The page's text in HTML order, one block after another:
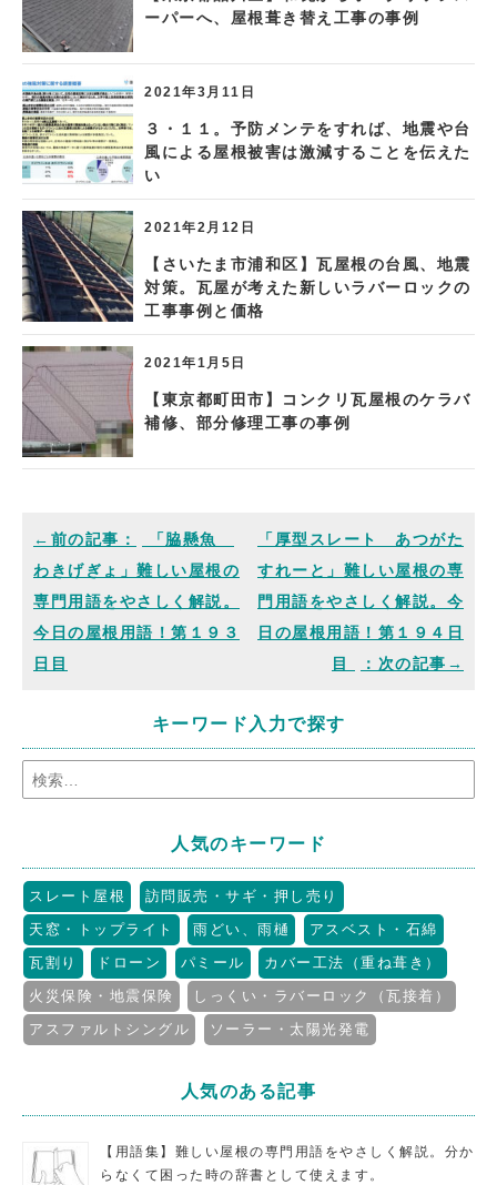
ーパーへ、屋根葺き替え工事の事例
2021年3月11日
３・１１。予防メンテをすれば、地震や台
風による屋根被害は激減することを伝えた
い
2021年2月12日
【さいたま市浦和区】瓦屋根の台風、地震
対策。瓦屋が考えた新しいラバーロックの
工事事例と価格
2021年1月5日
【東京都町田市】コンクリ瓦屋根のケラバ
補修、部分修理工事の事例
「脇懸魚
わきげぎょ」難しい屋根の
専門用語をやさしく解説。
今日の屋根用語！第１９３
日目
「厚型スレート あつがた
すれーと」難しい屋根の専
門用語をやさしく解説。今
日の屋根用語！第１９４日
目
キーワード入力で探す
人気のキーワード
スレート屋根
訪問販売・サギ・押し売り
天窓・トップライト
雨どい、雨樋
アスベスト・石綿
瓦割り
ドローン パミール
カバー工法（重ね葺き）
火災保険・地震保険
しっくい・ラバーロック（瓦接着）
アスファルトシングル
ソーラー・太陽光発電
人気のある記事
【用語集】難しい屋根の専門用語をやさしく解説。分か
らなくて困った時の辞書として使えます。